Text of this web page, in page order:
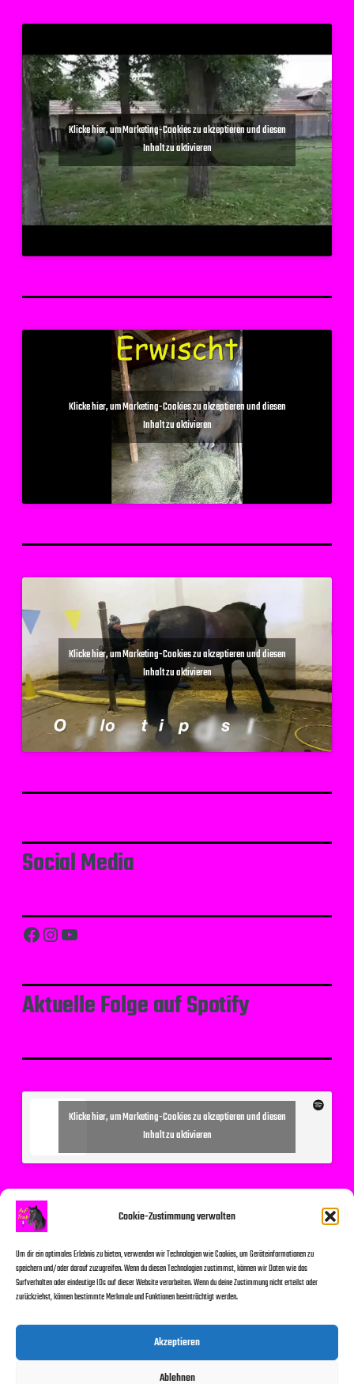
Cookie-Zustimmung verwalten
Um dir ein optimales Erlebnis zu bieten, verwenden wir Technologien wie Cookies, um Geräteinformationen zu
speichern und/oder darauf zuzugreifen. Wenn du diesen Technologien zustimmst, können wir Daten wie das
Surfverhalten oder eindeutige IDs auf dieser Website verarbeiten. Wenn du deine Zustimmung nicht erteilst oder
zurückziehst, können bestimmte Merkmale und Funktionen beeinträchtigt werden.
Akzeptieren
Ablehnen
Klicke hier, um Marketing-Cookies zu akzeptieren und diesen
Inhalt zu aktivieren
Klicke hier, um Marketing-Cookies zu akzeptieren und diesen
Inhalt zu aktivieren
Klicke hier, um Marketing-Cookies zu akzeptieren und diesen
Inhalt zu aktivieren
Social Media
Facebook Instagram YouTube
Aktuelle Folge auf Spotify
Klicke hier, um Marketing-Cookies zu akzeptieren und diesen
Inhalt zu aktivieren
Suchen